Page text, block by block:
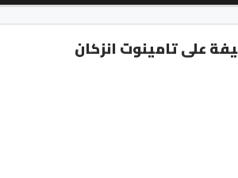
على تامينوت انزكان